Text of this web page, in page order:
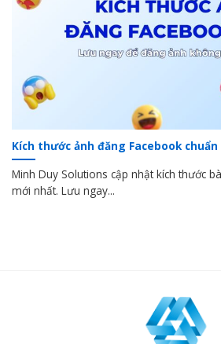
Kích thước ảnh đăng Facebook chuẩn
Minh Duy Solutions cập nhật kích thước
mới nhất. Lưu ngay...